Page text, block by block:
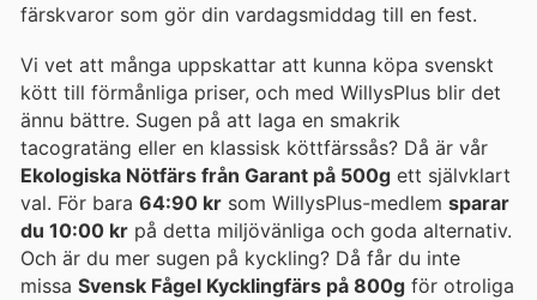
färskvaror som gör din vardagsmiddag till en fest.
Vi vet att många uppskattar att kunna köpa svenskt
kött till förmånliga priser, och med WillysPlus blir det
ännu bättre. Sugen på att laga en smakrik
tacogratäng eller en klassisk köttfärssås? Då är vår
Ekologiska Nötfärs från Garant på 500g ett självklart
val. För bara 64:90 kr som WillysPlus-medlem sparar
du 10:00 kr på detta miljövänliga och goda alternativ.
Och är du mer sugen på kyckling? Då får du inte
missa Svensk Fågel Kycklingfärs på 800g för otroliga